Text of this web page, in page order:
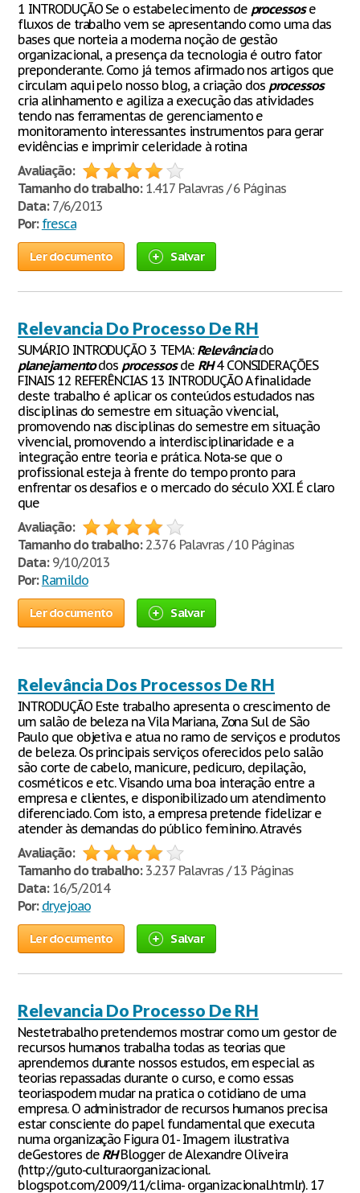
1 INTRODUÇÃO Se o estabelecimento de processose
fluxos de trabalho vem se apresentando como uma das
bases que norteia a moderna noção de gestão
organizacional, a presença da tecnologia é outro fator
preponderante. Como já temos afirmado nos artigos que
circulam aqui pelo nosso blog, a criação dos processos
cria alinhamento e agiliza a execução das atividades
tendo nas ferramentas de gerenciamento e
monitoramento interessantes instrumentos para gerar
evidências e imprimir celeridade à rotina
Avaliação:
Tamanho do trabalho:1.417 Palavras / 6 Páginas
Data:7/6/2013
Por: fresca
Ler documento Salvar
Relevancia Do Processo De RH
SUMÁRIO INTRODUÇÃO 3 TEMA: Relevânciado
planejamentodos processosde RH4 CONSIDERAÇÕES
FINAIS 12 REFERÊNCIAS 13 INTRODUÇÃO A finalidade
deste trabalho é aplicar os conteúdos estudados nas
disciplinas do semestre em situação vivencial,
promovendo nas disciplinas do semestre em situação
vivencial, promovendo a interdisciplinaridade e a
integração entre teoria e prática. Nota-se que o
profissional esteja à frente do tempo pronto para
enfrentar os desafios e o mercado do século XXI. É claro
que
Avaliação:
Tamanho do trabalho:2.376 Palavras / 10 Páginas
Data:9/10/2013
Por: Ramildo
Ler documento Salvar
Relevância Dos Processos De RH
INTRODUÇÃO Este trabalho apresenta o crescimento de
um salão de beleza na Vila Mariana, Zona Sul de São
Paulo que objetiva e atua no ramo de serviços e produtos
de beleza. Os principais serviços oferecidos pelo salão
são corte de cabelo, manicure, pedicuro, depilação,
cosméticos e etc. Visando uma boa interação entre a
empresa e clientes, e disponibilizado um atendimento
diferenciado. Com isto, a empresa pretende fidelizar e
atender às demandas do público feminino. Através
Avaliação:
Tamanho do trabalho:3.237 Palavras / 13 Páginas
Data:16/5/2014
Por: dryejoao
Ler documento Salvar
Relevancia Do Processo De RH
Nestetrabalho pretendemos mostrar como um gestor de
recursos humanos trabalha todas as teorias que
aprendemos durante nossos estudos, em especial as
teorias repassadas durante o curso, e como essas
teoriaspodem mudar na pratica o cotidiano de uma
empresa. O administrador de recursos humanos precisa
estar consciente do papel fundamental que executa
numa organização Figura 01- Imagem ilustrativa
deGestores de RHBlogger de Alexandre Oliveira
(http://guto-culturaorganizacional.
blogspot.com/2009/11/clima- organizacional.htmlr). 17